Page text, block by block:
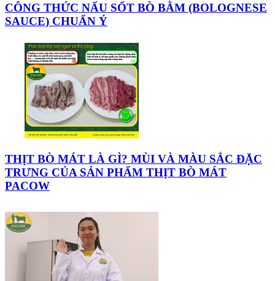
CÔNG THỨC NẤU SỐT BÒ BẰM (BOLOGNESE
SAUCE) CHUẨN Ý
THỊT BÒ MÁT LÀ GÌ? MÙI VÀ MÀU SẮC ĐẶC
TRƯNG CỦA SẢN PHẨM THỊT BÒ MÁT
PACOW